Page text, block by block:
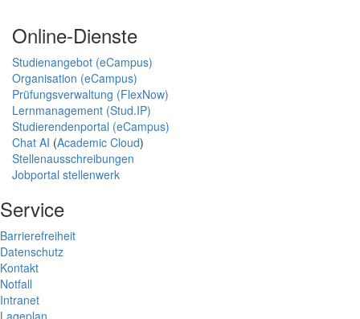
Online-Dienste
Studienangebot (eCampus)
Organisation (eCampus)
Prüfungsverwaltung (FlexNow)
Lernmanagement (Stud.IP)
Studierendenportal (eCampus)
Chat AI (Academic Cloud)
Stellenausschreibungen
Jobportal stellenwerk
Service
Barrierefreiheit
Datenschutz
Kontakt
Notfall
Intranet